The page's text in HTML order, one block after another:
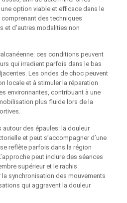
option viable et efficace dans le
des techniques
et d’autres modalities non
ces conditions peuvent
qui irradient parfois dans le bas
Les ondes de choc peuvent
locale et à stimuler la réparation
environnantes, contribuant à une
plus fluide lors de la
des épaules: la douleur
et peut s’accompagner d’une
reflète parfois dans la région
peut inclure des séances
supérieur et le rachis
la synchronisation des mouvements
qui aggravent la douleur